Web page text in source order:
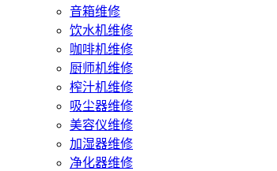
音箱维修
饮水机维修
咖啡机维修
厨师机维修
榨汁机维修
吸尘器维修
美容仪维修
加湿器维修
净化器维修